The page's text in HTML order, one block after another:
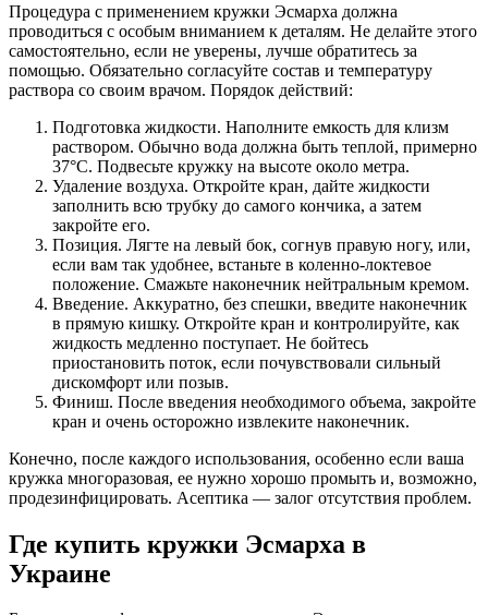
Процедура с применением кружки Эсмарха должна
проводиться с особым вниманием к деталям. Не делайте этого
самостоятельно, если не уверены, лучше обратитесь за
помощью. Обязательно согласуйте состав и температуру
раствора со своим врачом. Порядок действий:
Подготовка жидкости. Наполните емкость для клизм
раствором. Обычно вода должна быть теплой, примерно
37°C. Подвесьте кружку на высоте около метра.
Удаление воздуха. Откройте кран, дайте жидкости
заполнить всю трубку до самого кончика, а затем
закройте его.
Позиция. Лягте на левый бок, согнув правую ногу, или,
если вам так удобнее, встаньте в коленно-локтевое
положение. Смажьте наконечник нейтральным кремом.
Введение. Аккуратно, без спешки, введите наконечник
в прямую кишку. Откройте кран и контролируйте, как
жидкость медленно поступает. Не бойтесь
приостановить поток, если почувствовали сильный
дискомфорт или позыв.
Финиш. После введения необходимого объема, закройте
кран и очень осторожно извлеките наконечник.
Конечно, после каждого использования, особенно если ваша
кружка многоразовая, ее нужно хорошо промыть и, возможно,
продезинфицировать. Асептика — залог отсутствия проблем.
Где купить кружки Эсмарха в
Украине